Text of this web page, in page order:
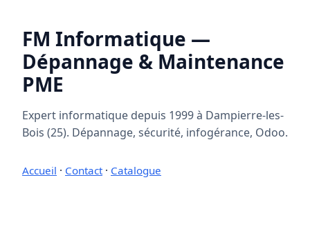
FM Informatique —
Dépannage & Maintenance
PME
Expert informatique depuis 1999 à Dampierre-les-
Bois (25). Dépannage, sécurité, infogérance, Odoo.
Accueil · Contact· Catalogue